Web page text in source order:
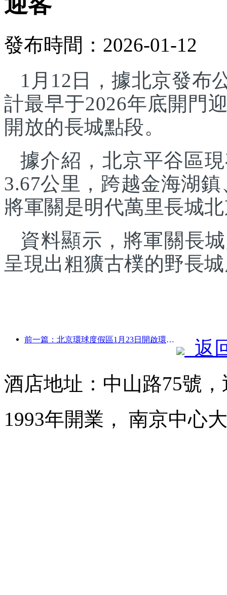
發布時間：2026-01-12
1月12日，據北京發布
計最早于2026年底開門
開放的長城點段。
據介紹，北京平谷區
3.67公里，跨越金海湖
將軍關是明代萬里長城
資料顯示，將軍關長
呈現出粗獷古樸的野長
前一篇：北京環球度假區1月23日開啟環球中國年活動，持續40天
返
酒店地址：中山路75號
1993年開業， 南京中